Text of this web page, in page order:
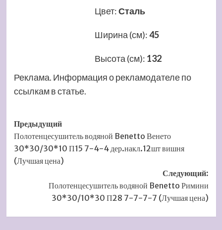
Цвет:Сталь
Ширина (см):45
Высота (см): 132
Реклама. Информация о рекламодателе по
ссылкам в статье.
Навигация
записи
Предыдущий
Полотенцесушитель водяной Benetto Венето
30*30/30*10 П15 7-4-4 дер.накл.12шт вишня
(Лучшая цена)
Следующий:
Полотенцесушитель водяной Benetto Римини
30*30/10*30 П28 7-7-7-7 (Лучшая цена)